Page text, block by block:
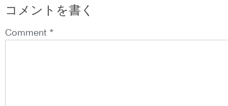
コメントを書く
Comment *